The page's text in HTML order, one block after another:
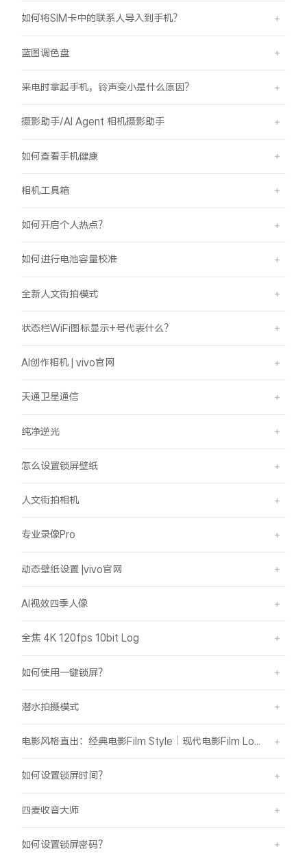
如何将SIM卡中的联系人导入到手机？
蓝图调色盘
来电时拿起手机，铃声变小是什么原因？
摄影助手/AI Agent 相机摄影助手
如何查看手机健康
相机工具箱
如何开启个人热点？
如何进行电池容量校准
全新人文街拍模式
状态栏WiFi图标显示+号代表什么？
AI创作相机 | vivo官网
天通卫星通信
纯净逆光
怎么设置锁屏壁纸
人文街拍相机
专业录像Pro
动态壁纸设置 |vivo官网
AI视效四季人像
全焦 4K 120fps 10bit Log
如何使用一键锁屏？
潜水拍摄模式
如何设置锁屏时间？
四麦收音大师
如何设置锁屏密码？